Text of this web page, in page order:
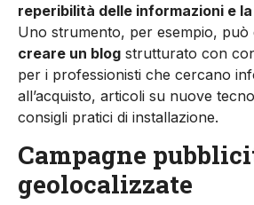
reperibilità delle informazioni e
Uno strumento, per esempio, può
creare un blog strutturato con
per i professionisti che cercano
all’acquisto, articoli su nuove
consigli pratici di installazione.
Campagne
geolocalizzate